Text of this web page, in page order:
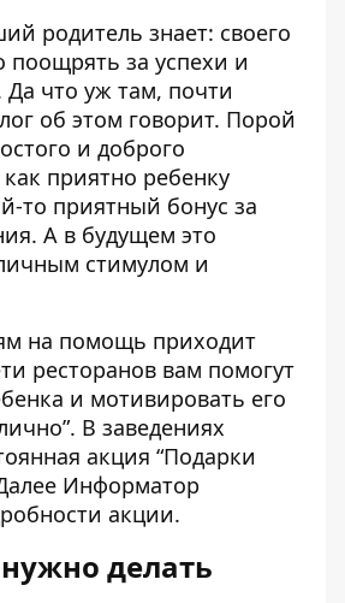
родитель знает: своего
поощрять за успехи и
что уж там, почти
об этом говорит. Порой
и доброго
приятно ребенку
то приятный бонус за
А в будущем это
стимулом и
на помощь приходит
ресторанов вам помогут
и мотивировать его
В заведениях
акция “Подарки
Информатор
акции.
делать